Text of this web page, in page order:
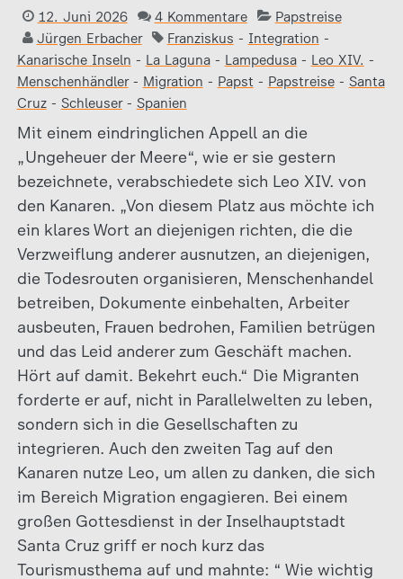
12. Juni 2026 4 Kommentare
Papstreise
Jürgen Erbacher
Franziskus - Integration -
Kanarische Inseln - La Laguna- Lampedusa- Leo XIV. -
Menschenhändler- Migration - Papst - Papstreise- Santa
Cruz- Schleuser- Spanien
Mit einem eindringlichen Appell an die
„Ungeheuer der Meere“, wie er sie gestern
bezeichnete, verabschiedete sich Leo XIV. von
den Kanaren. „Von diesem Platz aus möchte ich
ein klares Wort an diejenigen richten, die die
Verzweiflung anderer ausnutzen, an diejenigen,
die Todesrouten organisieren, Menschenhandel
betreiben, Dokumente einbehalten, Arbeiter
ausbeuten, Frauen bedrohen, Familien betrügen
und das Leid anderer zum Geschäft machen.
Hört auf damit. Bekehrt euch.“ Die Migranten
forderte er auf, nicht in Parallelwelten zu leben,
sondern sich in die Gesellschaften zu
integrieren. Auch den zweiten Tag auf den
Kanaren nutze Leo, um allen zu danken, die sich
im Bereich Migration engagieren. Bei einem
großen Gottesdienst in der Inselhauptstadt
Santa Cruz griff er noch kurz das
Tourismusthema auf und mahnte: “ Wie wichtig